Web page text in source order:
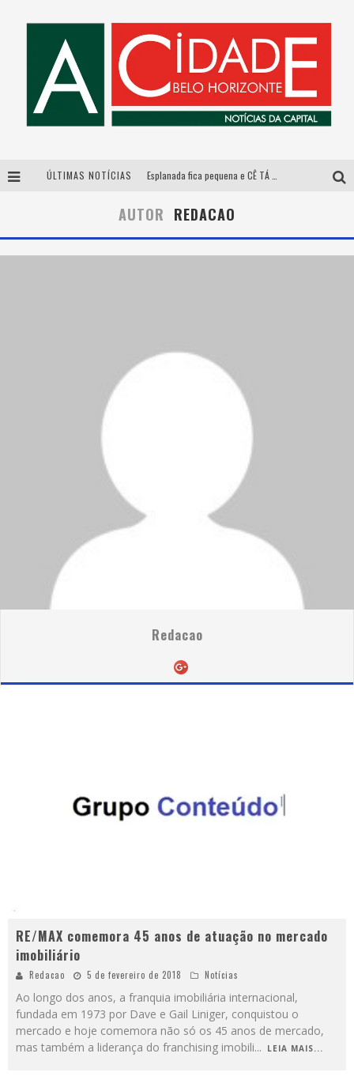
ÚLTIMAS NOTÍCIAS
DiamondMall recebe experiência imersiva que recria o Coliseu e a grandiosidade da Roma Antiga
AUTOR REDACAO
Redacao
RE/MAX comemora 45 anos de atuação no mercado
imobiliário
Redacao 5 de fevereiro de 2018 Notícias
Ao longo dos anos, a franquia imobiliária internacional,
fundada em 1973 por Dave e Gail Liniger, conquistou o
mercado e hoje comemora não só os 45 anos de mercado,
mas também a liderança do franchising imobili... LEIA MAIS...